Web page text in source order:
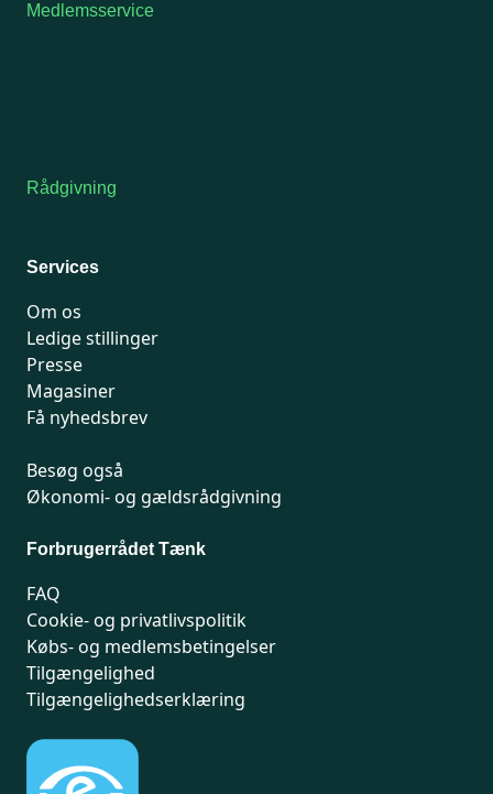
Medlemsservice
Rådgivning
Services
Om os
Ledige stillinger
Presse
Magasiner
Få nyhedsbrev
Besøg også
Økonomi- og gældsrådgivning
Forbrugerrådet Tænk
FAQ
Cookie- og privatlivspolitik
Købs- og medlemsbetingelser
Tilgængelighed
Tilgængelighedserklæring